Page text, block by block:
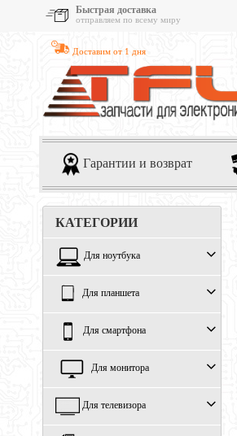
Быстрая доставка
отправляем по всему миру
Доставим от 1 дня
Гарантии и возврат
КАТЕГОРИИ
Для ноутбука
Для планшета
Для смартфона
Для монитора
Для телевизора